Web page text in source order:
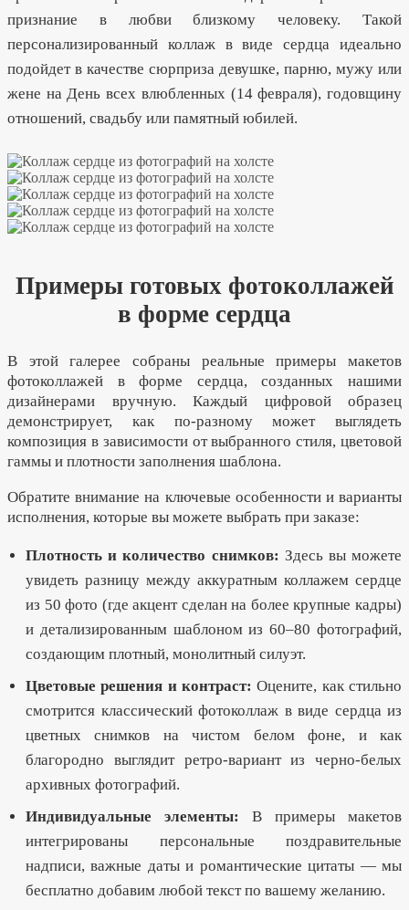
признание в любви близкому человеку. Такой
персонализированный коллаж в виде сердца идеально
подойдет в качестве сюрприза девушке, парню, мужу или
жене на День всех влюбленных (14 февраля), годовщину
отношений, свадьбу или памятный юбилей.
Примеры готовых фотоколлажей
в форме сердца
В этой галерее собраны реальные примеры макетов
фотоколлажей в форме сердца, созданных нашими
дизайнерами вручную. Каждый цифровой образец
демонстрирует, как по-разному может выглядеть
композиция в зависимости от выбранного стиля, цветовой
гаммы и плотности заполнения шаблона.
Обратите внимание на ключевые особенности и варианты
исполнения, которые вы можете выбрать при заказе:
Плотность и количество снимков: Здесь вы можете
увидеть разницу между аккуратным коллажем сердце
из 50 фото (где акцент сделан на более крупные кадры)
и детализированным шаблоном из 60–80 фотографий,
создающим плотный, монолитный силуэт.
Цветовые решения и контраст: Оцените, как стильно
смотрится классический фотоколлаж в виде сердца из
цветных снимков на чистом белом фоне, и как
благородно выглядит ретро-вариант из черно-белых
архивных фотографий.
Индивидуальные элементы:
В примеры макетов
интегрированы персональные поздравительные
надписи, важные даты и романтические цитаты — мы
бесплатно добавим любой текст по вашему желанию.